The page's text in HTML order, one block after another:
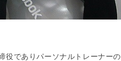
役でありパーソナルトレーナーの